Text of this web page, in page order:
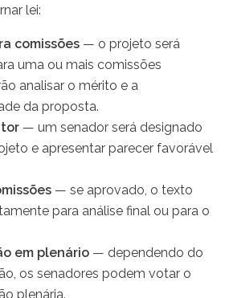
lei:
comissões — o projeto será
uma ou mais comissões
analisar o mérito e a
da proposta.
— um senador será designado
e apresentar parecer favorável
— se aprovado, o texto
para análise final ou para o
em plenário — dependendo do
os senadores podem votar o
plenária.